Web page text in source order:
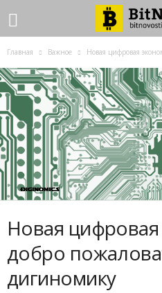
Главная Важное Новая цифровая
Новая
добро
дигиномику